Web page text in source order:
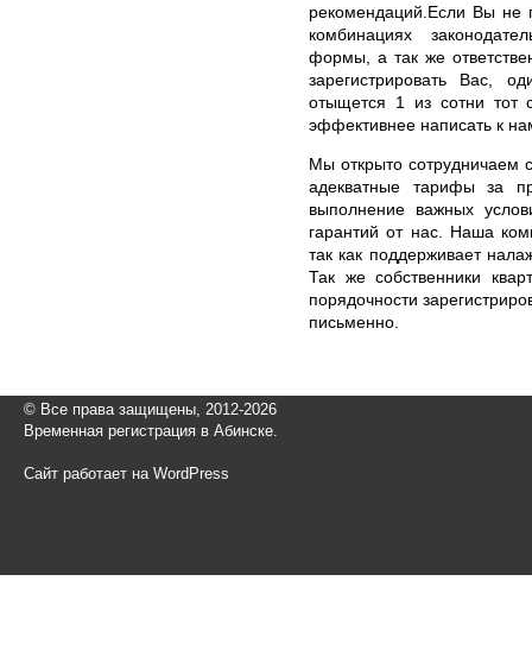
рекомендаций.Если Вы не
комбинациях
формы, а так же
зарегистрировать Вас,
отыщется 1 из сотни тот
эффективнее написать к
Мы открыто сотрудничаем
адекватные тарифы за
выполнение важных
гарантий от нас. Наша
так как поддерживает
Так же собственники
порядочности
письменно.
© Все права защищены, 2012-2026
Временная регистрация в Абинске.
Сайт работает на WordPress